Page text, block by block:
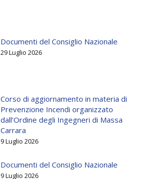
Documenti del Consiglio Nazionale
29 Luglio 2026
Corso di aggiornamento in materia di
Prevenzione Incendi organizzato
dall’Ordine degli Ingegneri di Massa
Carrara
9 Luglio 2026
Documenti del Consiglio Nazionale
9 Luglio 2026